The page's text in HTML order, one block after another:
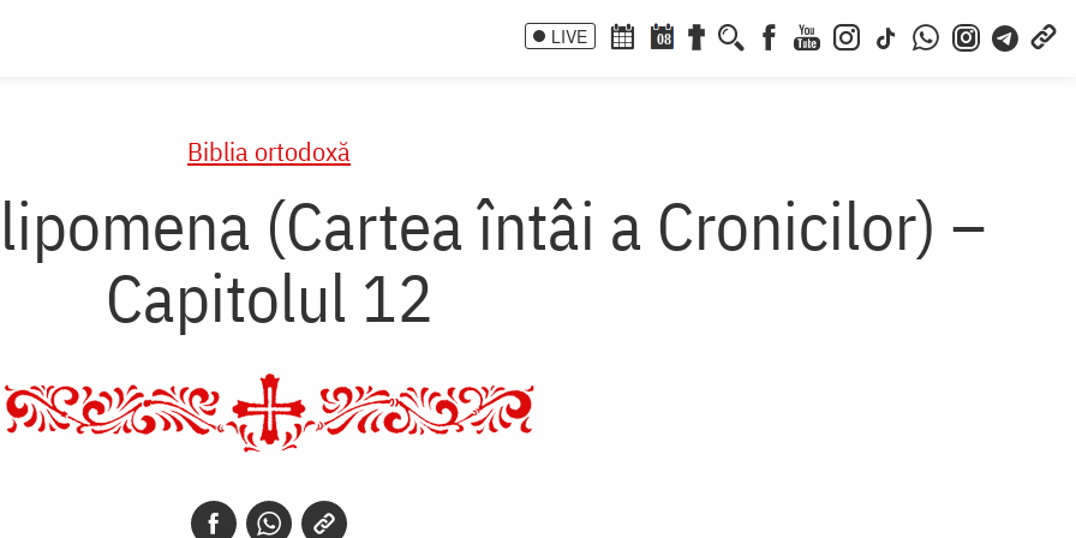
LIVE 08
Biblia ortodoxă
(Cartea întâi a Cronicilor) –
Capitolul 12